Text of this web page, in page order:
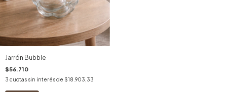
Jarrón Bubble
$56.710
3 cuotas sin interés de $18.903,33